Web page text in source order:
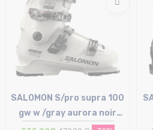
SALOMON S/pro supra 100
gw w /gray aurora noir